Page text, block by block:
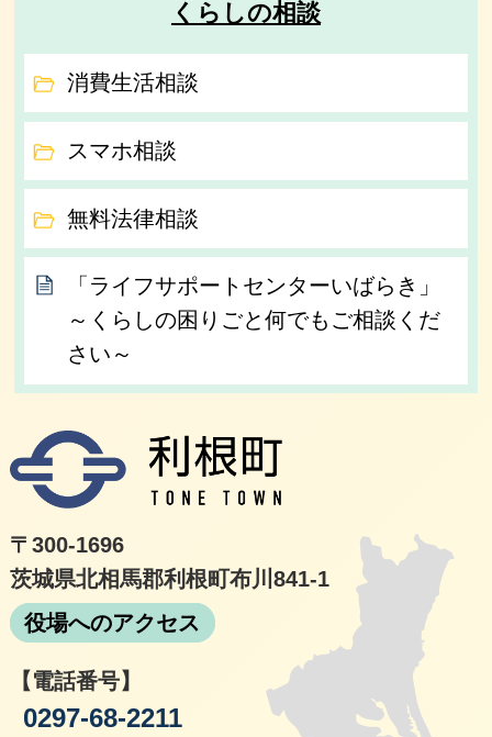
くらしの相談
消費生活相談
スマホ相談
無料法律相談
「ライフサポートセンターいばらき」
～くらしの困りごと何でもご相談くだ
さい～
〒300-1696
茨城県北相馬郡利根町布川841-1
役場へのアクセス
【電話番号】
0297-68-2211